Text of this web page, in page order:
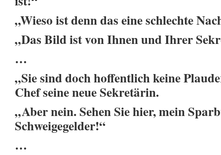
„Wieso ist denn das eine schlechte
„Das Bild ist von Ihnen und Ihrer
…
„Sie sind doch hoffentlich keine
Chef seine neue Sekretärin.
„Aber nein. Sehen Sie hier, mein
Schweigegelder!“
…